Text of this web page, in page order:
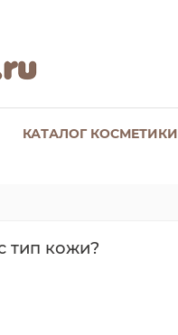
КАТАЛОГ КОСМЕТИКИ
тип кожи?